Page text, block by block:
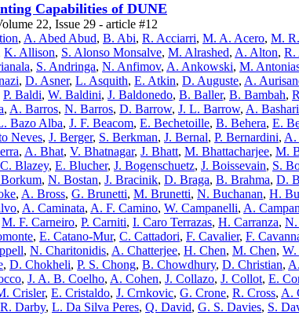
Capabilities of DUNE
22, Issue 29 - article #12
, A. Abed Abud, B. Abi, R. Acciarri, M. A. Acero, M.
K. Allison, S. Alonso Monsalve, M. Alrashed, A. Alton, R.
, S. Andringa, N. Anfimov, A. Ankowski, M.
, D. Asner, L. Asquith, E. Atkin, D. Auguste, A.
P. Baldi, W. Baldini, J. Baldonedo, B. Baller, B. Bambah,
, A. Barros, N. Barros, D. Barrow, J. L. Barrow, A.
Bazo Alba, J. F. Beacom, E. Bechetoille, B. Behera, E.
Neves, J. Berger, S. Berkman, J. Bernal, P. Bernardini, A.
, A. Bhat, V. Bhatnagar, J. Bhatt, M. Bhattacharjee, M.
Blazey, E. Blucher, J. Bogenschuetz, J. Boissevain, S.
, N. Bostan, J. Bracinik, D. Braga, B. Brahma, D.
, A. Bross, G. Brunetti, M. Brunetti, N. Buchanan, H.
, A. Caminata, A. F. Camino, W. Campanelli, A.
M. F. Carneiro, P. Carniti, I. Caro Terrazas, H. Carranza, N.
, E. Catano-Mur, C. Cattadori, F. Cavalier, F.
, N. Charitonidis, A. Chatterjee, H. Chen, M. Chen, W.
, D. Chokheli, P. S. Chong, B. Chowdhury, D. Christian,
, J. A. B. Coelho, A. Cohen, J. Collazo, J. Collot, E.
Crisler, E. Cristaldo, J. Crnkovic, G. Crone, R. Cross, A.
R. Darby, L. Da Silva Peres, Q. David, G. S. Davies, S.